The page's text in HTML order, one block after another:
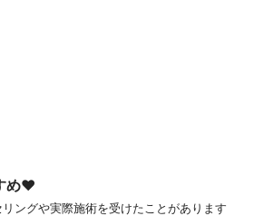
め❤️
ングや実際施術を受けたことがあります